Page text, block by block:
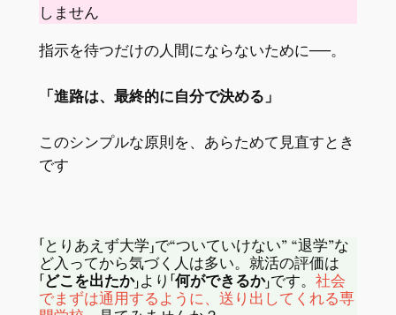
しません
指示を待つだけの人間にならないために──。
「進路は、最終的に自分で決める」
このシンプルな原則を、あらためて見直すとき
です
「とりあえず大学」で“ついていけない” “退学”な
ど入ってから気づく人は多い。就活の評価は
「どこを出たか」より 「何ができるか」です。 社会
でまずは通用するように、送り出してくれる専